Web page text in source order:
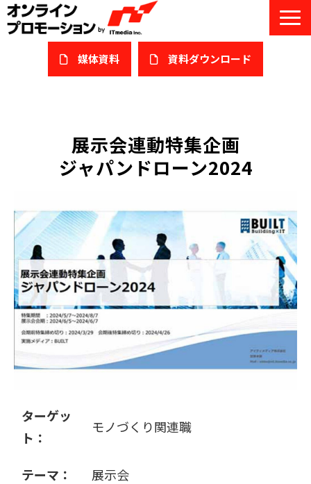
媒体資料 ​資料ダウンロード
私たちについて
サービスガイド/お役立ち資料
オンライン展示会/協賛ウェビナー
導入事例
セミナー情報/ブログ
販売パートナー募集
展示会連動特集企画
ジャパンドローン2024
ターゲッ
ト：
モノづくり関連職
テーマ： 展示会